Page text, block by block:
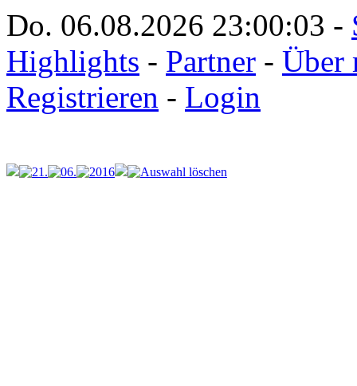
Do. 06.08.2026 23:00:03 -
Highlights - Partner - Über
Registrieren - Login